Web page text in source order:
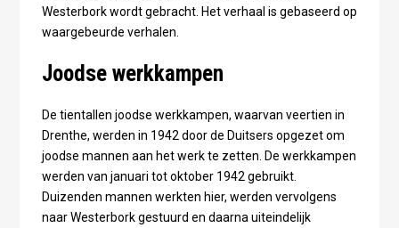
Westerbork wordt gebracht. Het verhaal is gebaseerd op
waargebeurde verhalen.
Joodse werkkampen
De tientallen joodse werkkampen, waarvan veertien in
Drenthe, werden in 1942 door de Duitsers opgezet om
joodse mannen aan het werk te zetten. De werkkampen
werden van januari tot oktober 1942 gebruikt.
Duizenden mannen werkten hier, werden vervolgens
naar Westerbork gestuurd en daarna uiteindelijk